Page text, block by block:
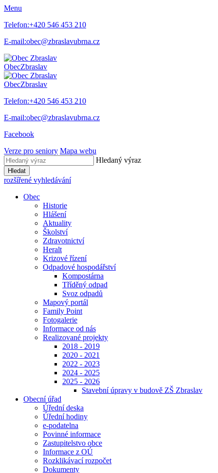
Menu
Telefon:+420 546 453 210
E-mail:obec@zbraslavubrna.cz
ObecZbraslav
ObecZbraslav
Telefon:+420 546 453 210
E-mail:obec@zbraslavubrna.cz
Facebook
Verze pro seniory Mapa webu
Hledaný výraz
Hledat
rozšířené vyhledávání
Obec
Historie
Hlášení
Aktuality
Školství
Zdravotnictví
Heralt
Krizové řízení
Odpadové hospodářství
Kompostárna
Tříděný odpad
Svoz odpadů
Mapový portál
Family Point
Fotogalerie
Informace od nás
Realizované projekty
2018 - 2019
2020 - 2021
2022 - 2023
2024 - 2025
2025 - 2026
Stavební úpravy v budově ZŠ Zbraslav
Obecní úřad
Úřední deska
Úřední hodiny
e-podatelna
Povinné informace
Zastupitelstvo obce
Informace z OÚ
Rozklikávací rozpočet
Dokumenty